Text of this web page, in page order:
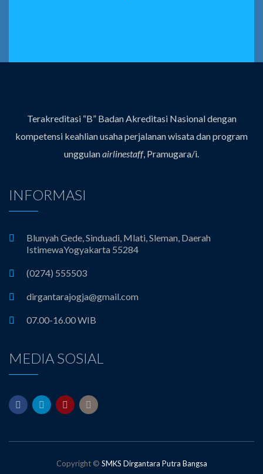
Terakreditasi “B” Badan Akreditasi Nasional dengan
kompetensi keahlian usaha perjalanan wisata dan program
unggulanairlinestaff, Pramugara/i.
INFORMASI
Blunyah Gede, Sinduadi, Mlati, Sleman, Daerah
IstimewaYogyakarta 55284
(0274) 555503
dirgantarajogja@gmail.com
07.00-16.00 WIB
MEDIA SOSIAL
Copyright © SMKS Dirgantara Putra Bangsa